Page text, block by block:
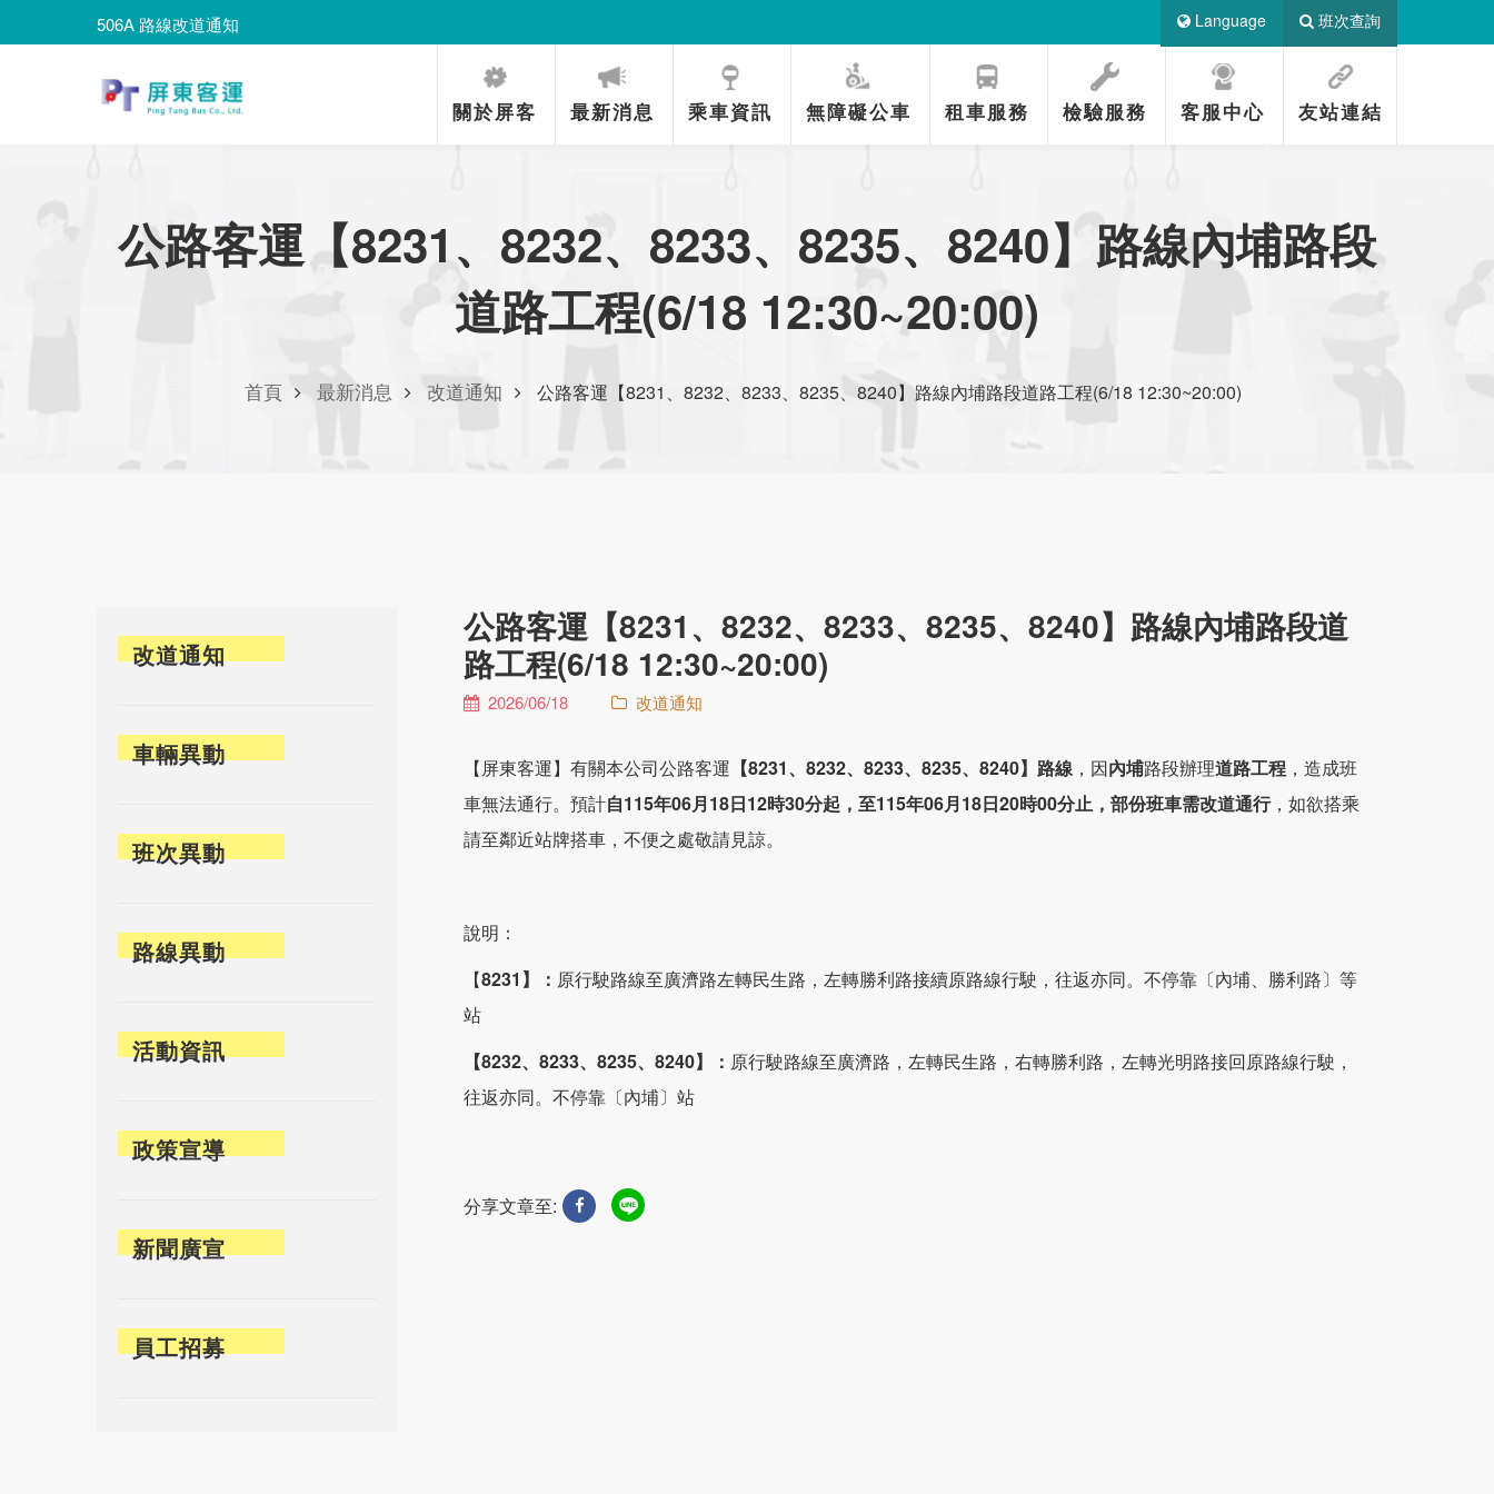
506A 路線改道通知
506A 路線改道通知
Language 班次查詢
關於屏客 最新消息 乘車資訊 無障礙公車 租車服務 檢驗服務 客服中心 友站連結
公路客運【8231、8232、8233、8235、8240】路線內埔路段
道路工程(6/18 12:30~20:00)
首頁 最新消息 改道通知 公路客運【8231、8232、8233、8235、8240】路線內埔路段道路工程(6/18 12:30~20:00)
改道通知
車輛異動
班次異動
路線異動
活動資訊
政策宣導
新聞廣宣
員工招募
公路客運【8231、8232、8233、8235、8240】路線內埔路段道
路工程(6/18 12:30~20:00)
2026/06/18 改道通知
【屏東客運】有關本公司公路客運 【8231、8232、8233、8235、8240】路線 ，因內埔路段辦理道路工程 ，造成班
車無法通行。預計自115年06月18日12時30分起，至115年06月18日20時00分止，部份班車需改道通行，如欲搭乘
請至鄰近站牌搭車，不便之處敬請見諒。
說明：
【8231】： 原行駛路線至廣濟路左轉民生路，左轉勝利路接續原路線行駛，往返亦同。不停靠〔內埔、勝利路〕等
站
【8232、8233、8235、8240】： 原行駛路線至廣濟路，左轉民生路，右轉勝利路，左轉光明路接回原路線行駛，
往返亦同。不停靠〔內埔〕站
分享文章至: